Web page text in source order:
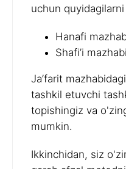
uchun
Hanafi
Shafi’i
Ja’farit
tashkil etuvchi
topishingiz va
mumkin.
Ikkinchidan, siz